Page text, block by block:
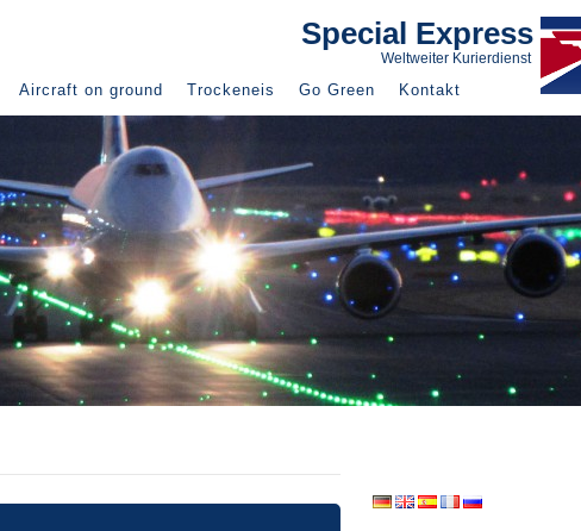
Special Express
Weltweiter Kurierdienst
Aircraft on ground Trockeneis Go Green Kontakt
.
For laboratories...
For the
pharmaceutical sector...